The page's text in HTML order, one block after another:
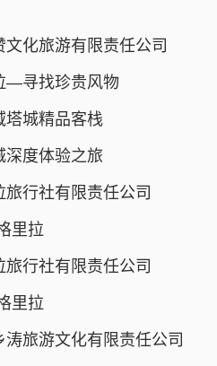
化旅游有限责任公司
寻找珍贵风物
城精品客栈
度体验之旅
行社有限责任公司
里拉
行社有限责任公司
里拉
旅游文化有限责任公司